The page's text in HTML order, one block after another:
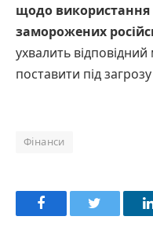
щодо використання
заморожених
ухвалить
поставити під
Фінанси
Facebook